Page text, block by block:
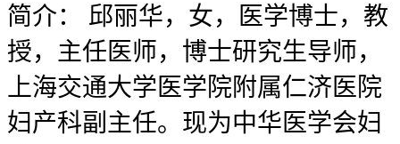
简介：
邱丽华，女，医学博士，教
授，主任医师，博士研究生导师，
上海交通大学医学院附属仁济医院
妇产科副主任。现为中华医学会妇